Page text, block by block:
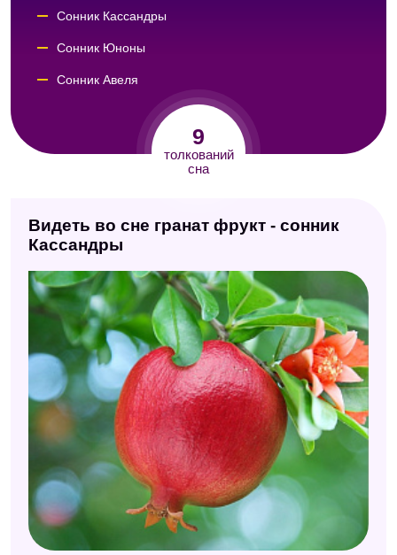
9
толкований
сна
Сонник Кассандры
Сонник Юноны
Сонник Авеля
Психологический сонник
Сонник XXI века
Сонник Нины Гришиной
Видеть во сне гранат фрукт - сонник
Кассандры